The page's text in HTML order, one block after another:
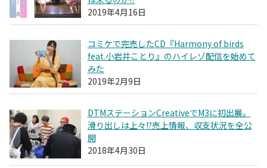
2019年4月16日
コミケで完売したCD『Harmony of birds
feat.小岩井ことり』のハイレゾ配信を始めて
みた
2019年2月9日
DTMステーションCreativeでM3に初出展。
滑り出しは上々!?売上情報、収支状況を全公
開
2018年4月30日